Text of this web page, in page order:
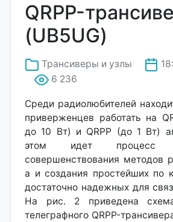
QRPP-
(UB5UG)
Трансиверы и узлы
6 236
Среди радиолюбителей
приверженцев работать на
до 10 Вт) и QRPP (до 1 Вт)
этом идет процесс
совершенствования методов
а и создания простейших по
достаточно надежных для
На рис. 2 приведена
телеграфного QRPP-